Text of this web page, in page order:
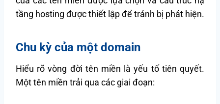
tầng hosting được thiết lập để tránh bị phát hiện.
Chu kỳ của một domain
Hiểu rõ vòng đời tên miền là yếu tố tiên quyết.
Một tên miền trải qua các giai đoạn: